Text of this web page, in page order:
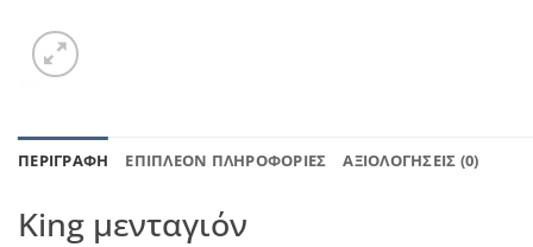
ΠΕΡΙΓΡΑΦΉ ΕΠΙΠΛΈΟΝ ΠΛΗΡΟΦΟΡΊΕΣ ΑΞΙΟΛΟΓΉΣΕΙΣ (0)
King μενταγιόν